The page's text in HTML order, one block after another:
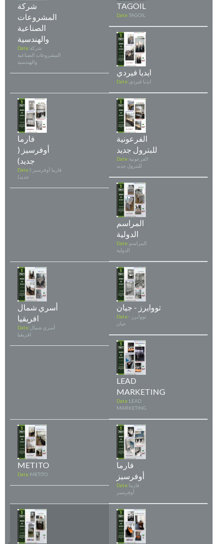
شركة
المشروعات
الصناعية
والهندسية
Date:شركة
المشروعات الصناعية
والهندسية
TAGOIL
Date:TAGOIL
ايديا فيردي
Date:ايديا فيردي
فارما
أوفرسيز (
جديد)
Date:فارما أوفرسيز (
جديد)
الفرعونية
للبترول جديد
Date:الفرعونية
للبترول جديد
المراسم
الدولية
Date: المراسم
الدولية
أسري شمال
افريقيا
Date: أسري شمال
افريقيا
تووايرز - جيان
Date:تووايرز -
جيان
LEAD
MARKETING
Date:LEAD
MARKETING
METITO
Date:METITO
فارما
أوفرسيز
Date:فارما
أوفرسيز